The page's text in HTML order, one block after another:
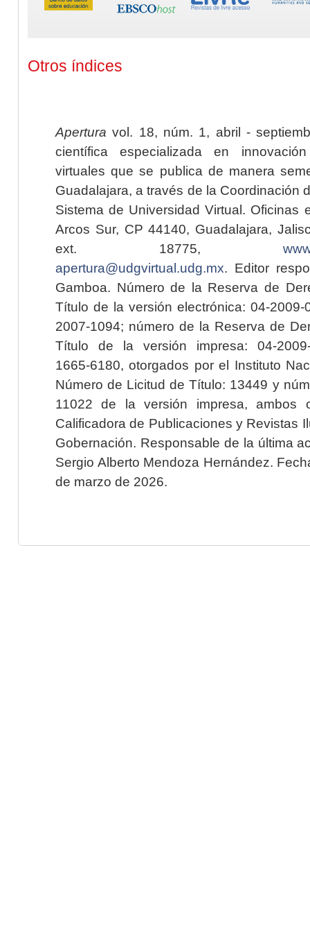
Otros índices
Apertura vol. 18, núm. 1, abril -
científica especializada en
virtuales que se publica de manera
Guadalajara, a través de la Coordinación
Sistema de Universidad Virtual. Oficinas
Arcos Sur, CP 44140, Guadalajara,
ext. 18775,
apertura@udgvirtual.udg.mx. Editor
Gamboa. Número de la Reserva de
Título de la versión electrónica: 04-2009-
2007-1094; número de la Reserva de
Título de la versión impresa: 04-2009-
1665-6180, otorgados por el Instituto
Número de Licitud de Título: 13449 y
11022 de la versión impresa, ambos
Calificadora de Publicaciones y Revistas
Gobernación. Responsable de la última
Sergio Alberto Mendoza Hernández.
de marzo de 2026.